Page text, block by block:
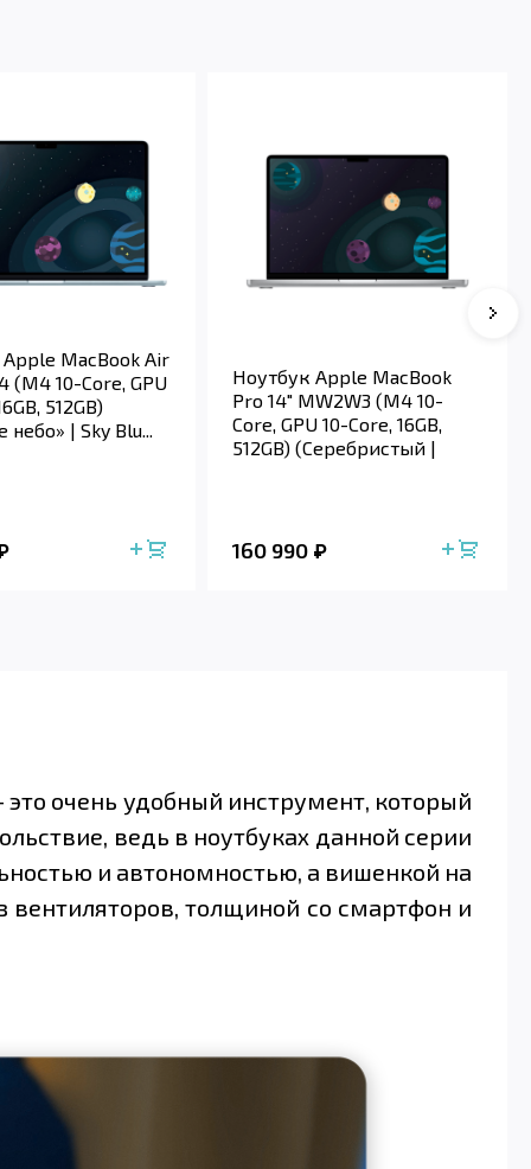
MacBook Air
(M4 10-Core, GPU
512GB)
небо» | Sky Blu...
Ноутбук Apple MacBook
Pro 14" MW2W3 (M4 10-
Core, GPU 10-Core, 16GB,
512GB) (Серебристый |
160 990
очень удобный инструмент, который
ведь в ноутбуках данной серии
и автономностью, а вишенкой на
вентиляторов, толщиной со смартфон и